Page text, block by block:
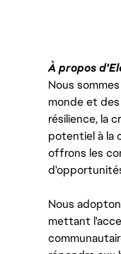
À propos
Nous
monde et des
résilience, la
potentiel à la
offrons les
Nous
mettant